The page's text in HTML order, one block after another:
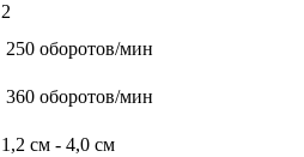
2
250 оборотов/мин
360 оборотов/мин
1,2 см - 4,0 см